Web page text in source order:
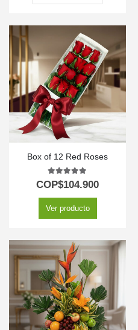
Box of 12 Red Roses
5.00out of 5
COP$104.900
Ver producto